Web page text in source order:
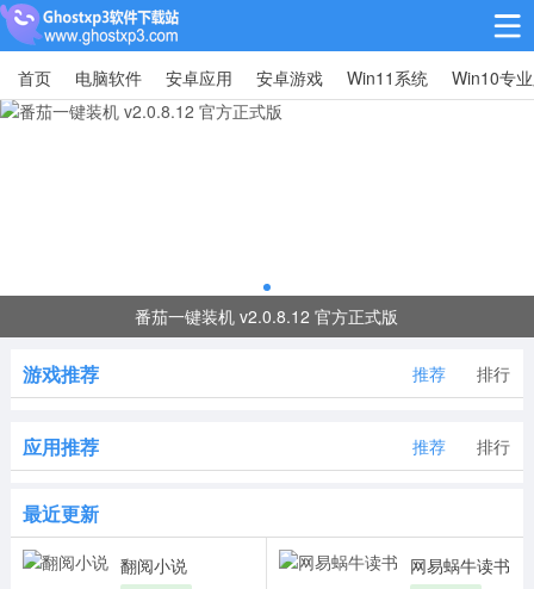
Win10专业版
安卓游戏
安卓应用
影音播放 系统工具 社交通讯
首页 电脑软件 安卓应用 安卓游戏 Win11系统 Win10专
番茄一键装机 v2.0.8.12 官方正式版
游戏推荐 推荐 排行
应用推荐 推荐 排行
最近更新
翻阅小说
网易蜗牛读书